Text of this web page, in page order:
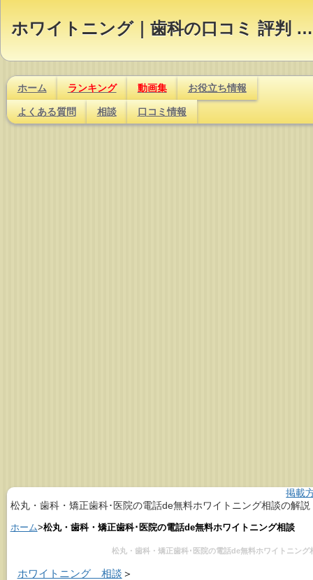
ホワイトニング｜歯科の口コミ 評判 ランキング【Dr.NAVI】
ホーム ランキング 動画集 お役立ち情報
よくある質問 相談 口コミ情報
掲載
松丸・歯科・矯正歯科･医院の電話de無料ホワイトニング相談の解説
ホーム>松丸・歯科・矯正歯科･医院の電話de無料ホワイトニング相談
松丸・歯科・矯正歯科･医院の電話de無料ホワイトニング
ホワイトニング 相談 ＞